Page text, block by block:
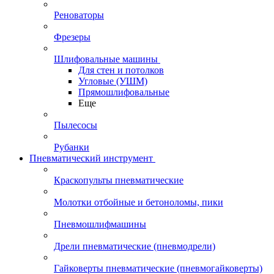
Реноваторы
Фрезеры
Шлифовальные машины
Для стен и потолков
Угловые (УШМ)
Прямошлифовальные
Еще
Пылесосы
Рубанки
Пневматический инструмент
Краскопульты пневматические
Молотки отбойные и бетоноломы, пики
Пневмошлифмашины
Дрели пневматические (пневмодрели)
Гайковерты пневматические (пневмогайковерты)